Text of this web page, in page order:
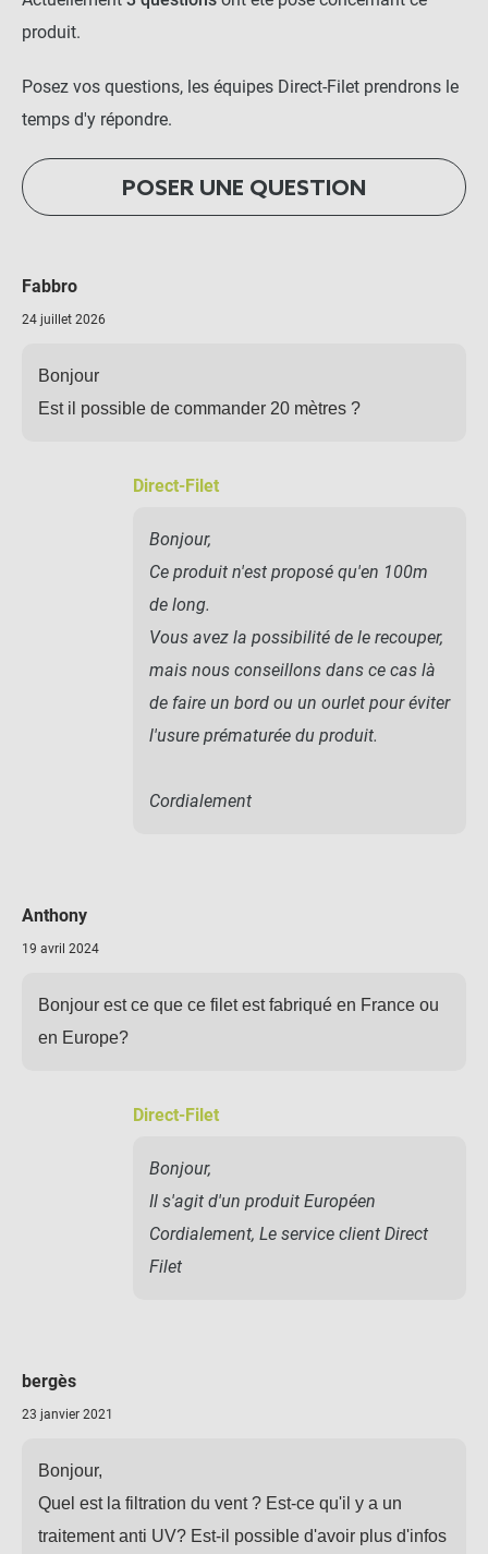
produit.
Posez vos questions, les équipes Direct-Filet prendrons le
temps d'y répondre.
POSER UNE QUESTION
Fabbro
24 juillet 2026
Bonjour
Est il possible de commander 20 mètres ?
Direct-Filet
Bonjour,
Ce produit n'est proposé qu'en 100m
de long.
Vous avez la possibilité de le recouper,
mais nous conseillons dans ce cas là
de faire un bord ou un ourlet pour éviter
l'usure prématurée du produit.
Cordialement
Anthony
19 avril 2024
Bonjour est ce que ce filet est fabriqué en France ou
en Europe?
Direct-Filet
Bonjour,
Il s'agit d'un produit Européen
Cordialement, Le service client Direct
Filet
bergès
23 janvier 2021
Bonjour,
Quel est la filtration du vent ? Est-ce qu'il y a un
traitement anti UV? Est-il possible d'avoir plus d'infos